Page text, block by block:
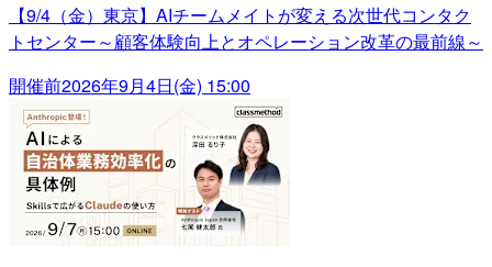
【9/4（金）東京】AIチームメイトが変える次世代コンタク
トセンター～顧客体験向上とオペレーション改革の最前線～
開催前2026年9月4日(金) 15:00